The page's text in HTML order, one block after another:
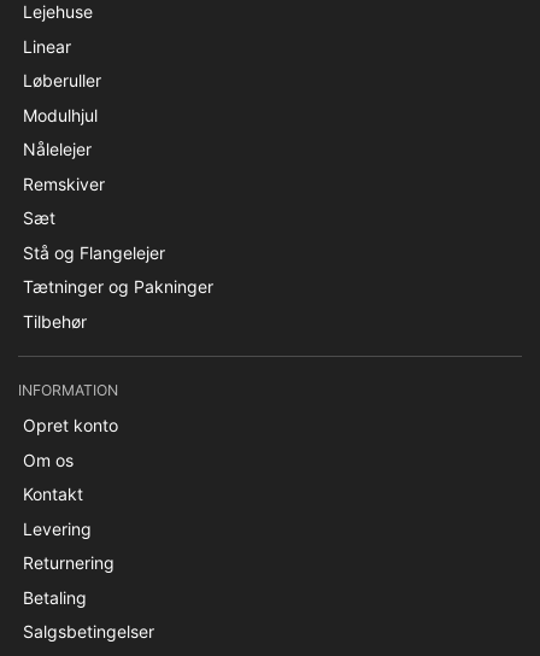
Lejehuse
Linear
Løberuller
Modulhjul
Nålelejer
Remskiver
Sæt
Stå og Flangelejer
Tætninger og Pakninger
Tilbehør
INFORMATION
Opret konto
Om os
Kontakt
Levering
Returnering
Betaling
Salgsbetingelser